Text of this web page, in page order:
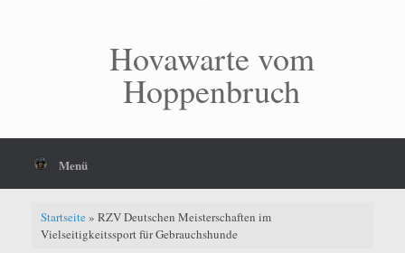
Hovawarte vom
Hoppenbruch
Menü
Startseite» RZV Deutschen Meisterschaften im
Vielseitigkeitssport für Gebrauchshunde